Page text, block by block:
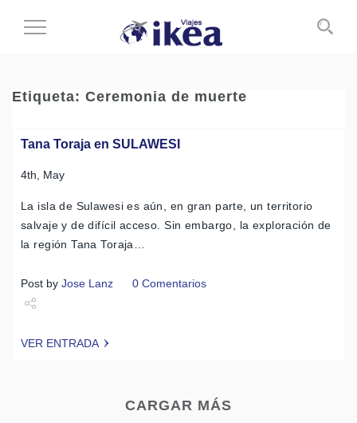
Cambiar
navegación
Etiqueta: Ceremonia de muerte
Tana Toraja en SULAWESI
4th, May
La isla de Sulawesi es aún, en gran parte, un territorio
salvaje y de difícil acceso. Sin embargo, la exploración de
la región Tana Toraja…
Post by Jose Lanz 0 Comentarios
VER ENTRADA
CARGAR MÁS